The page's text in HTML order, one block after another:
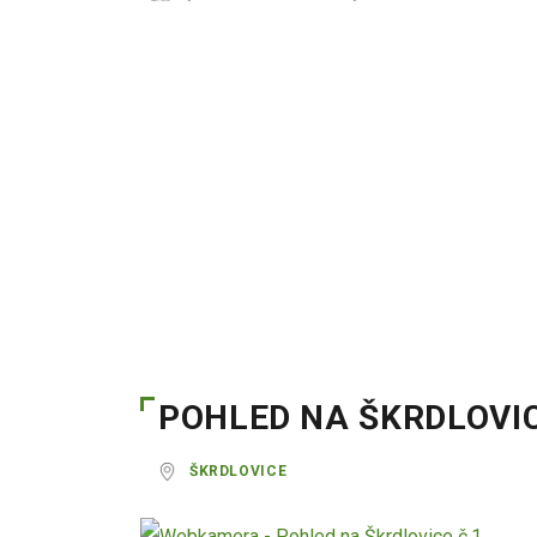
POHLED NA
ŠKRDLOVICE